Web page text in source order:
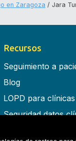
en Zaragoza Jara
Recursos
Seguimiento a
Blog
LOPD para clínicas
Seguridad datos